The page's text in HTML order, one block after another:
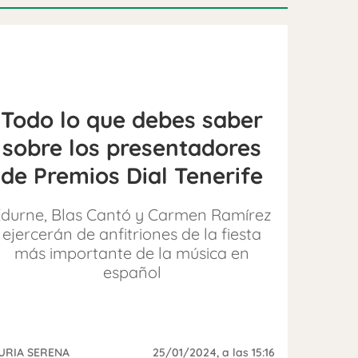
Todo lo que debes saber
sobre los presentadores
de Premios Dial Tenerife
Blas Cantó y Carmen Ramírez
ejercerán de anfitriones de la fiesta
más importante de la música en
español
SERENA 25/01/2024, a las 15:16